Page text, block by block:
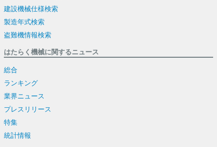
建設機械仕様検索
製造年式検索
盗難機情報検索
はたらく機械に関するニュース
総合
ランキング
業界ニュース
プレスリリース
特集
統計情報